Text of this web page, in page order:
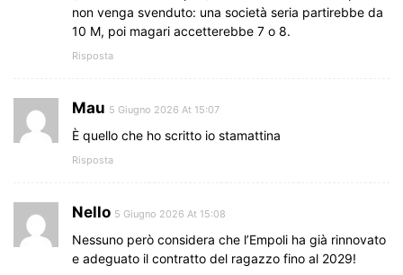
non venga svenduto: una società seria partirebbe da
10 M, poi magari accetterebbe 7 o 8.
Risposta
Mau 5 Giugno 2026 At 15:07
È quello che ho scritto io stamattina
Risposta
Nello 5 Giugno 2026 At 15:08
Nessuno però considera che l’Empoli ha già rinnovato
e adeguato il contratto del ragazzo fino al 2029!